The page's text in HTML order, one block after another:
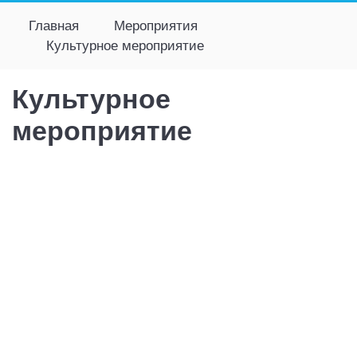
Главная
Мероприятия
Культурное мероприятие
Культурное
мероприятие